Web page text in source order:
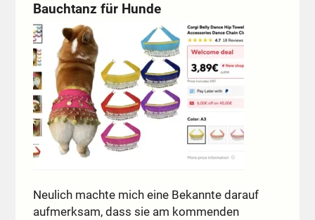
Bauchtanz für Hunde
Neulich machte mich eine Bekannte darauf
aufmerksam, dass sie am kommenden